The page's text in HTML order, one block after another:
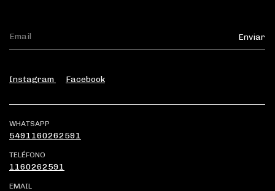
Instagram Facebook
WHATSAPP
5491160262591
TELÉFONO
1160262591
EMAIL